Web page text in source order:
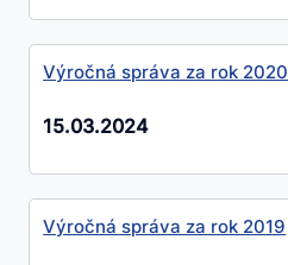
Výročná správa za rok 2020
15.03.2024
Výročná správa za rok 2019